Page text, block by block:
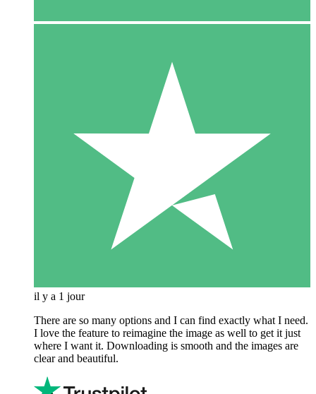
il y a 1 jour
There are so many options and I can find exactly what I need.
I love the feature to reimagine the image as well to get it just
where I want it. Downloading is smooth and the images are
clear and beautiful.